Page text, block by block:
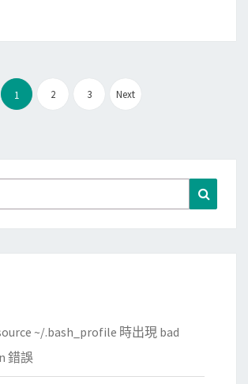
.
S
r
文
章
1 2 3 Next
~/.bash_profile 時出現 bad
錯誤